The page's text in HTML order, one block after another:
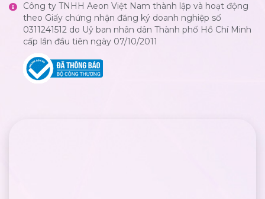
Công ty TNHH Aeon Việt Nam thành lập và hoạt động
theo Giấy chứng nhận đăng ký doanh nghiệp số
0311241512 do Uỷ ban nhân dân Thành phố Hồ Chí Minh
cấp lần đầu tiên ngày 07/10/2011